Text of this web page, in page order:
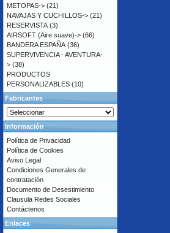
METOPAS-> (21)
NAVAJAS Y CUCHILLOS-> (21)
RESERVISTA (3)
AIRSOFT (Aire suave)-> (66)
BANDERA ESPAÑA (36)
SUPERVIVENCIA - AVENTURA-
> (38)
PRODUCTOS
PERSONALIZABLES (10)
Fabricantes
Información
Política de Privacidad
Política de Cookies
Aviso Legal
Condiciones Generales de
contratación
Documento de Desestimiento
Clausula Redes Sociales
Contáctenos
Enlaces